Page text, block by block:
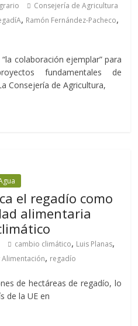
Consejería de Agricultura
, Ramón Fernández-Pacheco,
colaboración ejemplar” para
fundamentales de
Consejería de Agricultura,
el regadío como
alimentaria
cambio climático, Luis Planas,
, regadío
de hectáreas de regadío, lo
de la UE en